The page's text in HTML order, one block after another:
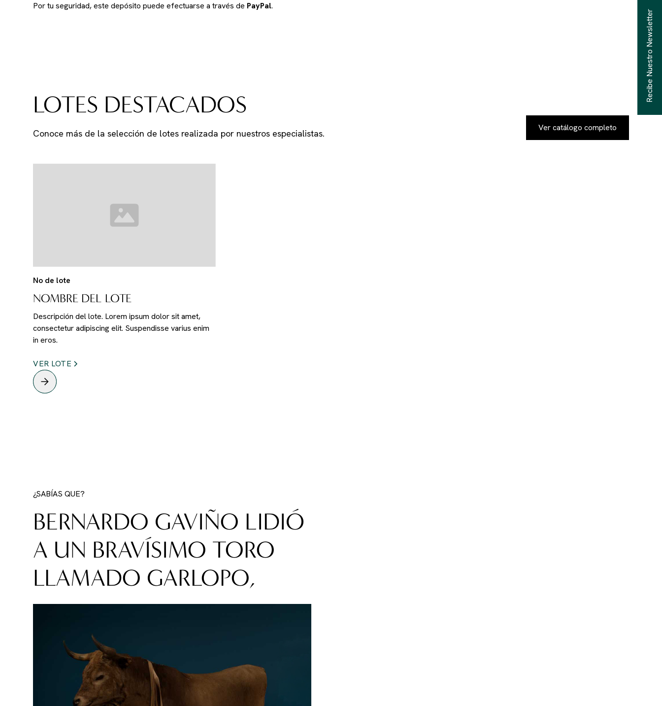
Por tu seguridad, este depósito puede efectuarse a través de PayPal.
LOTES DESTACADOS
Conoce más de la selección de lotes realizada por nuestros especialistas.
Ver catálogo completo
No de lote
NOMBRE DEL LOTE
Descripción del lote. Lorem ipsum dolor sit amet,
consectetur adipiscing elit. Suspendisse varius enim
in eros.
VER LOTE
¿SABÍAS QUE?
BERNARDO GAVIÑO LIDIÓ
A UN BRAVÍSIMO TORO
LLAMADO GARLOPO,
Recibe Nuestro Newsletter